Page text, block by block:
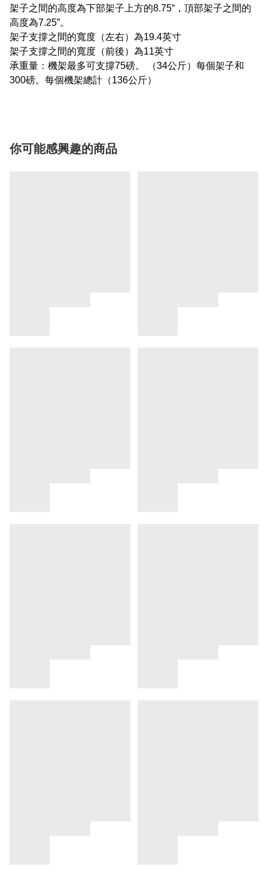
架子之間的高度為下部架子上方的8.75“，頂部架子之間的
高度為7.25”。
架子支撐之間的寬度（左右）為19.4英寸
架子支撐之間的寬度（前後）為11英寸
承重量：機架最多可支撐75磅。 （34公斤）每個架子和
300磅。每個機架總計（136公斤）
你可能感興趣的商品